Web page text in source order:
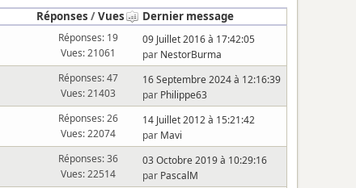
Réponses /Vues
Dernier message
Réponses: 19
Vues: 21061
09 Juillet 2016 à 17:42:05
par NestorBurma
Réponses: 47
Vues: 21403
16 Septembre 2024 à 12:16:39
par Philippe63
Réponses: 26
Vues: 22074
14 Juillet 2012 à 15:21:42
par Mavi
Réponses: 36
Vues: 22514
03 Octobre 2019 à 10:29:16
par PascalM